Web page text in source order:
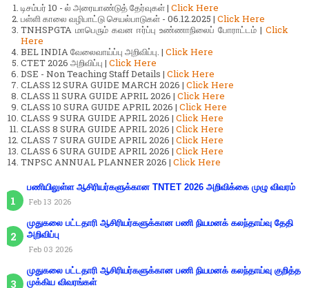
டிசம்பர் 10 - ல் அரையாண்டுத் தேர்வுகள் | Click Here
பள்ளி காலை வழிபாட்டு செயல்பாடுகள் - 06.12.2025 | Click Here
TNHSPGTA மாபெரும் கவன ஈர்ப்பு உண்ணாநிலைப் போராட்டம் | Click
Here
BEL INDIA வேலைவாய்ப்பு அறிவிப்பு. | Click Here
CTET 2026 அறிவிப்பு | Click Here
DSE - Non Teaching Staff Details | Click Here
CLASS 12 SURA GUIDE MARCH 2026 | Click Here
CLASS 11 SURA GUIDE APRIL 2026 | Click Here
CLASS 10 SURA GUIDE APRIL 2026 | Click Here
CLASS 9 SURA GUIDE APRIL 2026 | Click Here
CLASS 8 SURA GUIDE APRIL 2026 | Click Here
CLASS 7 SURA GUIDE APRIL 2026 | Click Here
CLASS 6 SURA GUIDE APRIL 2026 | Click Here
TNPSC ANNUAL PLANNER 2026 | Click Here
பணியிலுள்ள ஆசிரியர்களுக்கான TNTET 2026 அறிவிக்கை முழு விவரம்
Feb 13 2026
முதுகலை பட்டதாரி ஆசிரியர்களுக்கான பணி நியமனக் கலந்தாய்வு தேதி
அறிவிப்பு
Feb 03 2026
முதுகலை பட்டதாரி ஆசிரியர்களுக்கான பணி நியமனக் கலந்தாய்வு குறித்த
முக்கிய விவரங்கள்